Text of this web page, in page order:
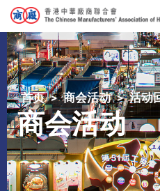
首页 商会活动 活动
商会活动